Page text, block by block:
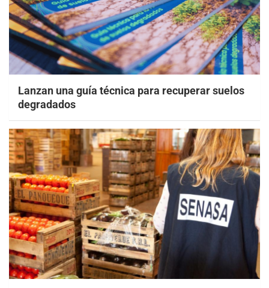
Lanzan una guía técnica para recuperar suelos
degradados